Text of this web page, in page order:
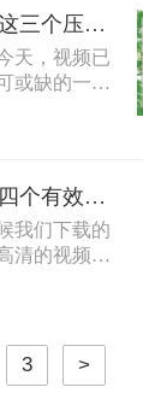
多种视频压
视频文件，
如何压缩视频大小？这三个压缩方法尝试一下！
天，视频已
或缺的一部
视频的高品
体积，给存
视频文件，
得尤为重
高效压缩视
松应对这一
如何压缩视频？教你四个有效压缩方法！
我们下载的
清的视频，
候我们需要
的视频会占
频大小压缩
视频大小压
3 >